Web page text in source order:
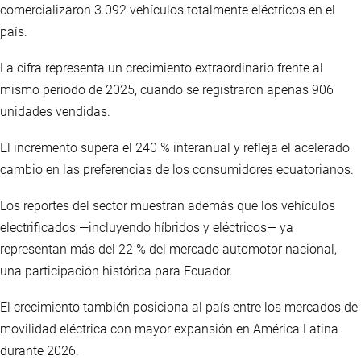
comercializaron 3.092 vehículos totalmente eléctricos en el
país.
La cifra representa un crecimiento extraordinario frente al
mismo periodo de 2025, cuando se registraron apenas 906
unidades vendidas.
El incremento supera el 240 % interanual y refleja el acelerado
cambio en las preferencias de los consumidores ecuatorianos.
Los reportes del sector muestran además que los vehículos
electrificados —incluyendo híbridos y eléctricos— ya
representan más del 22 % del mercado automotor nacional,
una participación histórica para Ecuador.
El crecimiento también posiciona al país entre los mercados de
movilidad eléctrica con mayor expansión en América Latina
durante 2026.